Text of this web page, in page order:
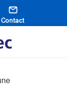
Contact